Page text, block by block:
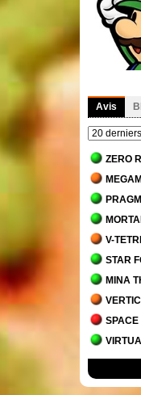
Avis
ZERO
V-
STAR
MINA
SPACE
JACK